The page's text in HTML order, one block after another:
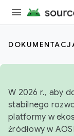
W 2026 r., aby
stabilnego
platformy w
źródłowy w